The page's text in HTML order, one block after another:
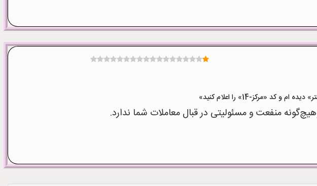
«مرکز-14» را اعلام کنید»
منفعت و مسئولیتی در قبال معاملات شما ندارد.